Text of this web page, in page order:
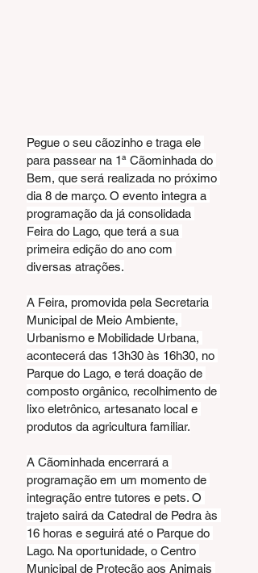
Pegue o seu cãozinho e traga ele
para passear na 1ª Cãominhada do
Bem, que será realizada no próximo
dia 8 de março. O evento integra a
programação da já consolidada
Feira do Lago, que terá a sua
primeira edição do ano com
diversas atrações.
A Feira, promovida pela Secretaria
Municipal de Meio Ambiente,
Urbanismo e Mobilidade Urbana,
acontecerá das 13h30 às 16h30, no
Parque do Lago, e terá doação de
composto orgânico, recolhimento de
lixo eletrônico, artesanato local e
produtos da agricultura familiar.
A Cãominhada encerrará a
programação em um momento de
integração entre tutores e pets. O
trajeto sairá da Catedral de Pedra às
16 horas e seguirá até o Parque do
Lago. Na oportunidade, o Centro
Municipal de Proteção aos Animais